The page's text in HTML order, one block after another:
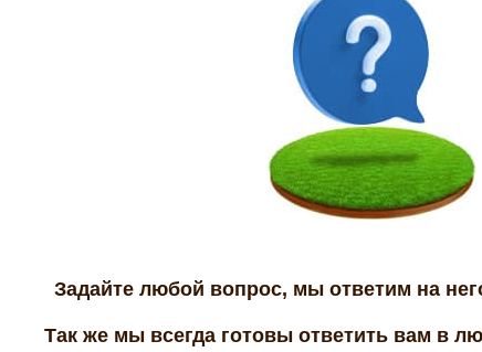
Задайте любой вопрос, мы ответим на
Так же мы всегда готовы ответить вам в